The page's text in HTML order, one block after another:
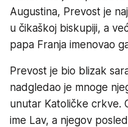
Augustina, Prevost je
u čikaškoj biskupiji, a
papa Franja imenovao
Prevost je bio blizak
nadgledao je mnoge
unutar Katoličke crkve.
ime Lav, a njegov